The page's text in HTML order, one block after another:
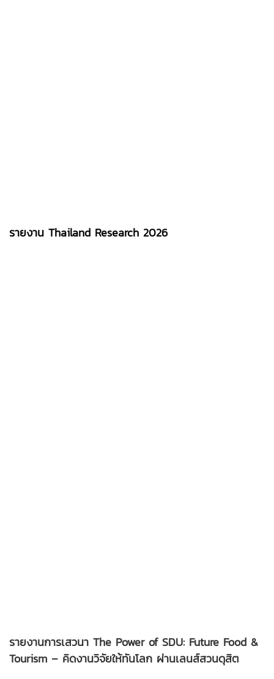
รายงาน Thailand Research 2026
รายงานการเสวนา The Power of SDU: Future Food &
Tourism – คิดงานวิจัยให้ทันโลก ผ่านเลนส์สวนดุสิต